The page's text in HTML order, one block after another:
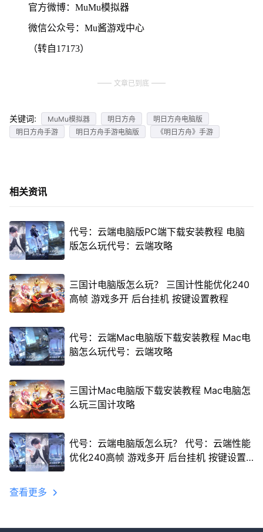
官方微博：MuMu模拟器
微信公众号：Mu酱游戏中心
（转自17173）
文章已到底
关键词: MuMu模拟器 明日方舟
明日方舟电脑版
明日方舟手游
明日方舟手游电脑版 《明日方舟》手游
相关资讯
代号：云端电脑版PC端下载安装教程 电脑
版怎么玩代号：云端攻略
三国计电脑版怎么玩？ 三国计性能优化240
高帧 游戏多开 后台挂机 按键设置教程
代号：云端Mac电脑版下载安装教程 Mac电
脑怎么玩代号：云端攻略
三国计Mac电脑版下载安装教程 Mac电脑怎
么玩三国计攻略
代号：云端电脑版怎么玩？ 代号：云端性能
优化240高帧 游戏多开 后台挂机 按键设置
查看更多